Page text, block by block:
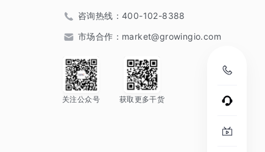
咨询热线： 400-102-8388
市场合作： market@growingio.com
关注公众号 获取更多干货